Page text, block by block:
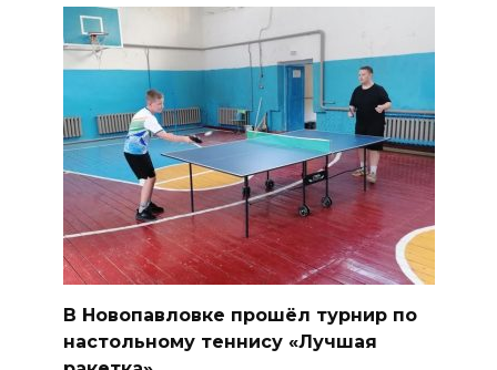
В Новопавловке прошёл турнир по
настольному теннису «Лучшая